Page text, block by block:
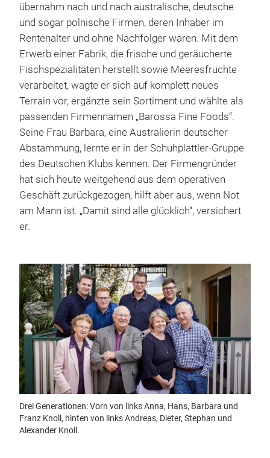
übernahm nach und nach australische, deutsche
und sogar polnische Firmen, deren Inhaber im
Rentenalter und ohne Nachfolger waren. Mit dem
Erwerb einer Fabrik, die frische und geräucherte
Fischspezialitäten herstellt sowie Meeresfrüchte
verarbeitet, wagte er sich auf komplett neues
Terrain vor, ergänzte sein Sortiment und wählte als
passenden Firmennamen „Barossa Fine Foods“.
Seine Frau Barbara, eine Australierin deutscher
Abstammung, lernte er in der Schuhplattler-Gruppe
des Deutschen Klubs kennen. Der Firmengründer
hat sich heute weitgehend aus dem operativen
Geschäft zurückgezogen, hilft aber aus, wenn Not
am Mann ist. „Damit sind alle glücklich“, versichert
er.
Drei Generationen: Vorn von links Anna, Hans, Barbara und
Franz Knoll, hinten von links Andreas, Dieter, Stephan und
Alexander Knoll.